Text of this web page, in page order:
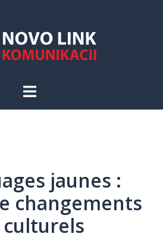
Toggle
jaunes :
changements